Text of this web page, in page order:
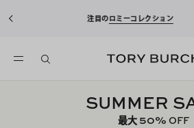
新規アカウ
込)以上のお買い物にご利用いた
SUMMER
最大50% OFF